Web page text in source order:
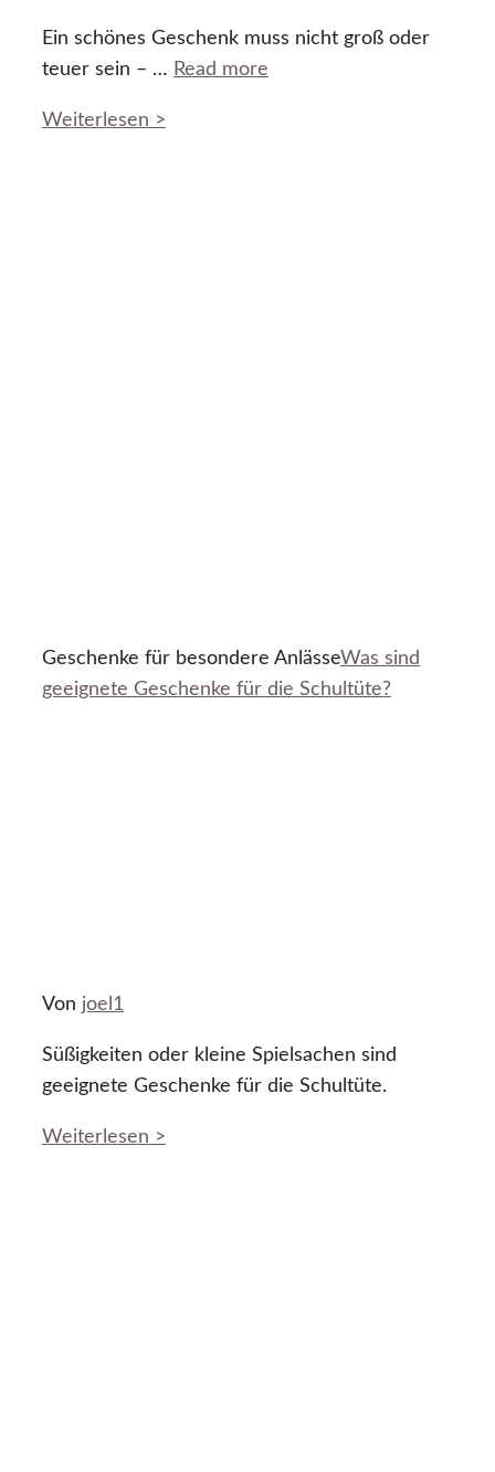
Ein schönes Geschenk muss nicht groß oder
teuer sein – … Read more
Weiterlesen >
Geschenke für besondere AnlässeWas sind
geeignete Geschenke für die Schultüte?
Von joel1
Süßigkeiten oder kleine Spielsachen sind
geeignete Geschenke für die Schultüte.
Weiterlesen >